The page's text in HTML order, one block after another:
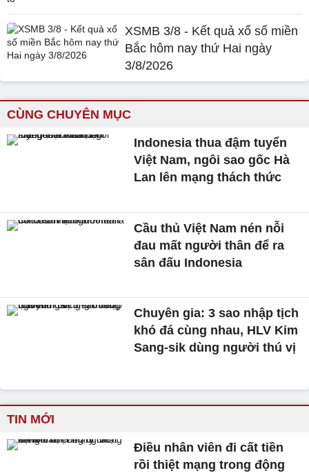
XSMB 3/8 - Kết quả xổ số miền
Bắc hôm nay thứ Hai ngày
3/8/2026
CÙNG CHUYÊN MỤC
Indonesia thua đậm tuyển
Việt Nam, ngôi sao gốc Hà
Lan lên mạng thách thức
Cầu thủ Việt Nam nén nỗi
đau mất người thân để ra
sân đấu Indonesia
Chuyên gia: 3 sao nhập tịch
khó đá cùng nhau, HLV Kim
Sang-sik dùng người thú vị
TIN MỚI
Điều nhân viên đi cất tiền
rồi thiệt mạng trong động